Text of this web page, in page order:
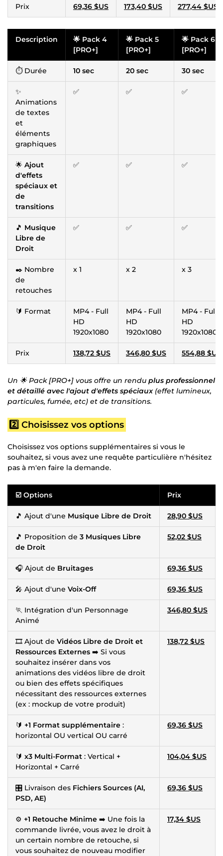
Prix 69,36 $US 173,40 $US 277,44 $US
Description
🌟 Pack 4
[PRO+]
🌟 Pack 5
[PRO+]
🌟 Pack 6
[PRO+]
⏱ Durée 10 sec 20 sec 30 sec
✨
Animations
de textes
et
éléments
graphiques
✅ ✅ ✅
🌟 Ajout
d'effets
spéciaux et
de
transitions
✅ ✅ ✅
🎵 Musique
Libre de
Droit
✅ ✅ ✅
✒️ Nombre
de
retouches
x 1 x 2 x 3
🔰 Format
MP4 - Full
HD
1920x1080
MP4 - Full
HD
1920x1080
MP4 - Full
HD
1920x1080
Prix 138,72 $US 346,80 $US 554,88 $US
Un 🌟 Pack [PRO+] vous offre un rendu plus professionnel
et détaillé avec l'ajout d'effets spéciaux(effet lumineux,
particules, fumée, etc) et de transitions.
2️⃣ Choisissez vos options
Choisissez vos options supplémentaires si vous le
souhaitez, si vous avez une requête particulière n'hésitez
pas à m'en faire la demande.
☑️ Options Prix
🎵 Ajout d'une Musique Libre de Droit 28,90 $US
🎵 Proposition de 3 Musiques Libre
de Droit
52,02 $US
🎧 Ajout de Bruitages 69,36 $US
🎤 Ajout d'une Voix-Off 69,36 $US
🏃 Intégration d'un Personnage
Animé
346,80 $US
🎞 Ajout de Vidéos Libre de Droit et
Ressources Externes ➡️ Si vous
souhaitez insérer dans vos
animations des vidéos libre de droit
ou bien des effets spécifiques
nécessitant des ressources externes
(ex : mockup de votre produit)
138,72 $US
🔰 +1 Format supplémentaire :
horizontal OU vertical OU carré
69,36 $US
🔰 x3 Multi-Format : Vertical +
Horizontal + Carré
104,04 $US
🎛 Livraison des Fichiers Sources (AI,
PSD, AE)
69,36 $US
⚙️ +1 Retouche Minime ➡️ Une fois la
commande livrée, vous avez le droit à
un certain nombre de retouche, si
vous souhaitez de nouveau modifier
17,34 $US